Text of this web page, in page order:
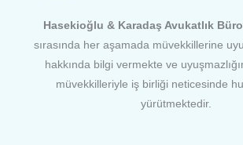
Hasekioğlu & Karadaş Avukatlık
sırasında her aşamada müvekkillerine
hakkında bilgi vermekte ve
müvekkilleriyle iş birliği neticesinde
yürütmektedir.